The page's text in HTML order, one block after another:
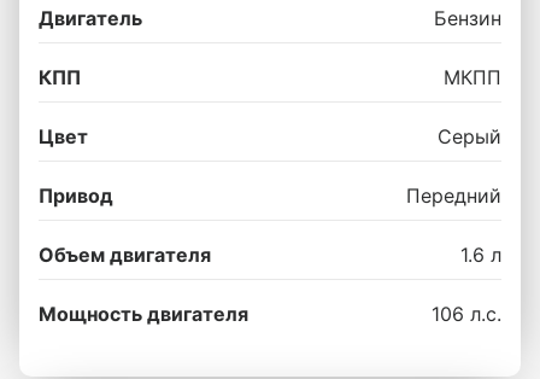
Двигатель Бензин
КПП МКПП
Цвет Серый
Привод Передний
Объем двигателя 1.6 л
Мощность двигателя 106 л.с.